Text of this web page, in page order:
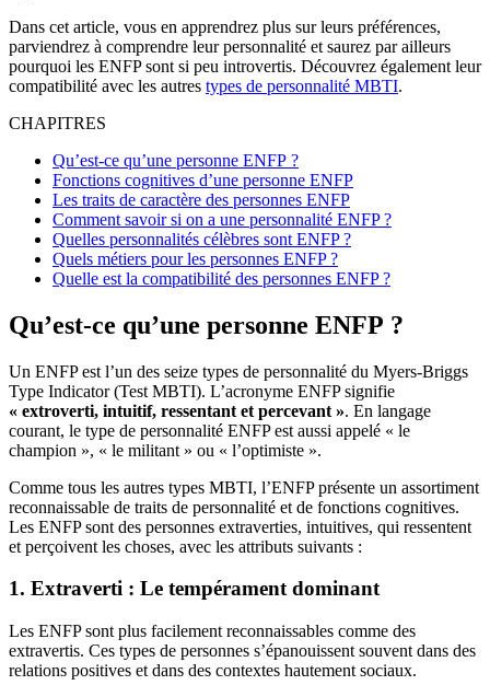
Dans cet article, vous en apprendrez plus sur leurs préférences,
parviendrez à comprendre leur personnalité et saurez par ailleurs
pourquoi les ENFP sont si peu introvertis. Découvrez également leur
compatibilité avec les autres types de personnalité MBTI.
CHAPITRES
Qu’est-ce qu’une personne ENFP ?
Fonctions cognitives d’une personne ENFP
Les traits de caractère des personnes ENFP
Comment savoir si on a une personnalité ENFP ?
Quelles personnalités célèbres sont ENFP ?
Quels métiers pour les personnes ENFP ?
Quelle est la compatibilité des personnes ENFP ?
Qu’est-ce qu’une personne ENFP ?
Un ENFP est l’un des seize types de personnalité du Myers-Briggs
Type Indicator (Test MBTI). L’acronyme ENFP signifie
« extroverti, intuitif, ressentant et percevant ». En langage
courant, le type de personnalité ENFP est aussi appelé « le
champion », « le militant » ou « l’optimiste ».
Comme tous les autres types MBTI, l’ENFP présente un assortiment
reconnaissable de traits de personnalité et de fonctions cognitives.
Les ENFP sont des personnes extraverties, intuitives, qui ressentent
et perçoivent les choses, avec les attributs suivants :
1. Extraverti : Le tempérament dominant
Les ENFP sont plus facilement reconnaissables comme des
extravertis. Ces types de personnes s’épanouissent souvent dans des
relations positives et dans des contextes hautement sociaux.